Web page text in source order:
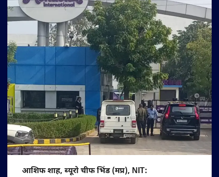
आशिफ शाह, ब्यूरो चीफ भिंड (मप्र), NIT: